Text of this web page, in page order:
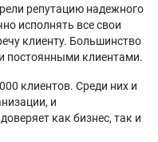
репутацию надежного
исполнять все свои
клиенту. Большинство
постоянными клиентами.
клиентов. Среди них и
и
как бизнес, так и